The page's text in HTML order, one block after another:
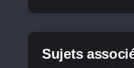
Sujets